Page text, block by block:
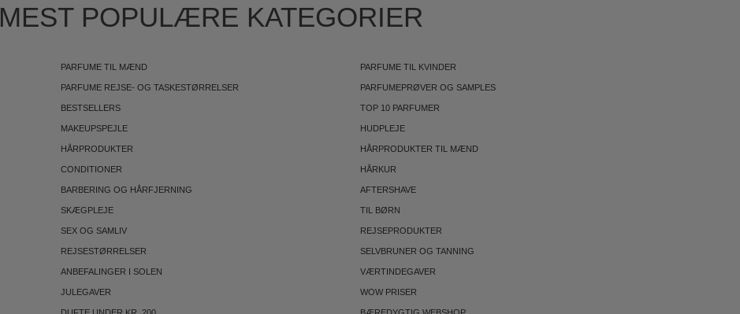
MEST POPULÆRE KATEGORIER
PARFUME TIL MÆND PARFUME TIL KVINDER
PARFUME REJSE- OG TASKESTØRRELSER PARFUMEPRØVER OG SAMPLES
BESTSELLERS TOP 10 PARFUMER
MAKEUPSPEJLE HUDPLEJE
HÅRPRODUKTER HÅRPRODUKTER TIL MÆND
CONDITIONER HÅRKUR
BARBERING OG HÅRFJERNING AFTERSHAVE
SKÆGPLEJE TIL BØRN
SEX OG SAMLIV REJSEPRODUKTER
REJSESTØRRELSER SELVBRUNER OG TANNING
ANBEFALINGER I SOLEN VÆRTINDEGAVER
JULEGAVER WOW PRISER